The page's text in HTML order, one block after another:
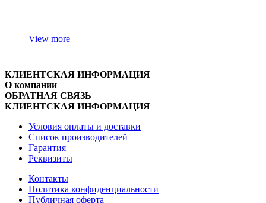
View more
КЛИЕНТСКАЯ ИНФОРМАЦИЯ
О компании
ОБРАТНАЯ СВЯЗЬ
КЛИЕНТСКАЯ ИНФОРМАЦИЯ
Условия оплаты и доставки
Список производителей
Гарантия
Реквизиты
Контакты
Политика конфиденциальности
Публичная оферта